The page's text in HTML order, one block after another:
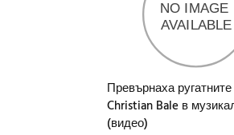
Превърнаха
Christian Bale в
(видео)